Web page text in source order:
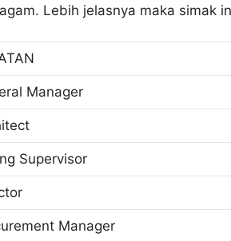
Lebih jelasnya maka simak
Manager
Supervisor
Manager